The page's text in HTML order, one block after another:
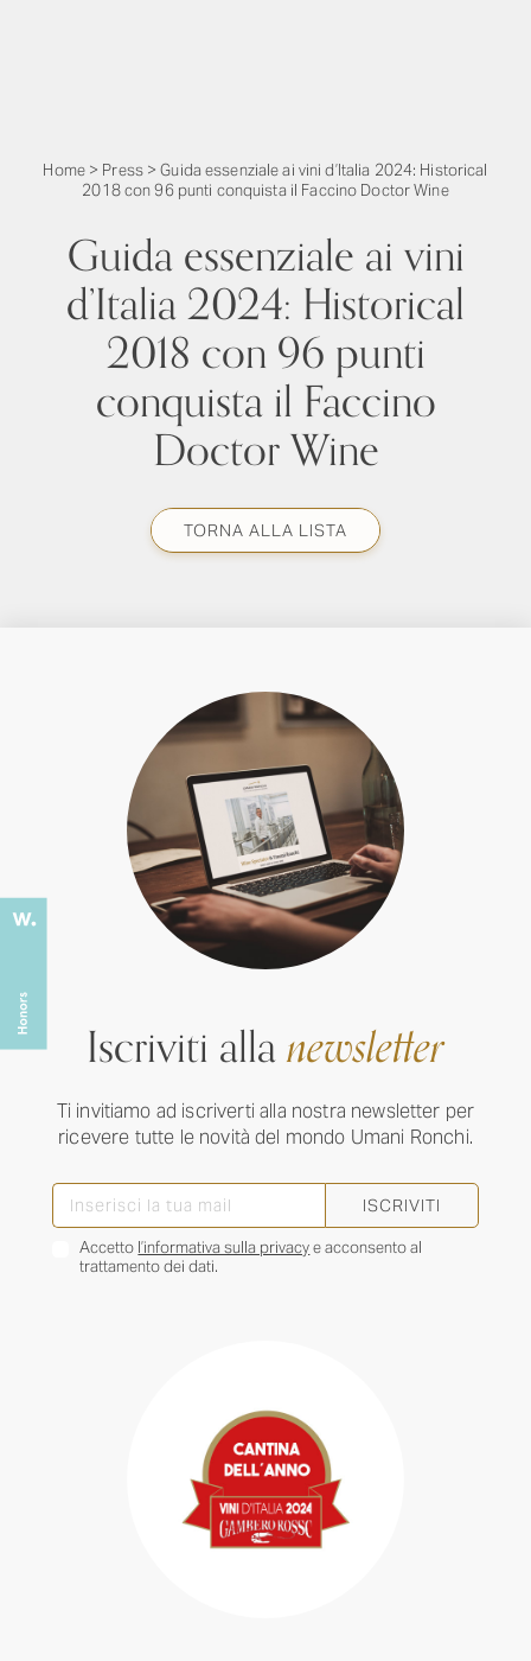
Home> Press>Guida essenziale ai vini d’Italia 2024: Historical
2018 con 96 punti conquista il Faccino Doctor Wine
Guida essenziale ai vini
d’Italia 2024: Historical
2018 con 96 punti
conquista il Faccino
Doctor Wine
TORNA ALLA LISTA
Iscriviti allanewsletter
Ti invitiamo ad iscriverti alla nostra newsletter per
ricevere tutte le novità del mondo Umani Ronchi.
ISCRIVITI
Accetto l’informativa sulla privacye acconsento al
trattamento dei dati.